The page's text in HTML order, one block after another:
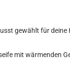
gewählt für deine
mit wärmenden